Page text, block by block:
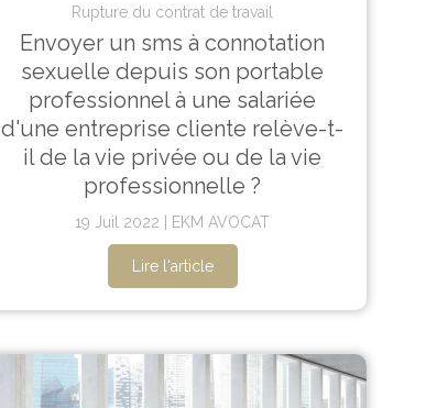
Rupture du contrat de travail
Envoyer un sms à connotation
sexuelle depuis son portable
professionnel à une salariée
d'une entreprise cliente relève-t-
il de la vie privée ou de la vie
professionnelle ?
19 Juil 2022 EKM AVOCAT
Lire l'article